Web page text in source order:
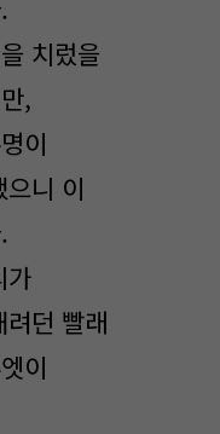
치렀을
,
이
니 이
가
던 빨래
이